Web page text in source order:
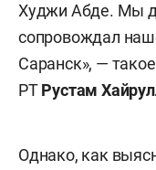
Худжи Абде. Мы
сопровождал
Саранск», —
РТРустам
Однако, как